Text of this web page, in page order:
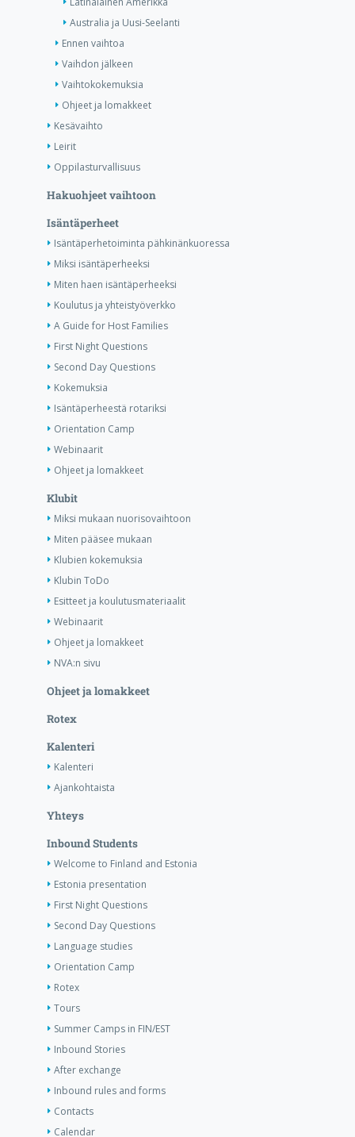
Australia ja Uusi-Seelanti
Ennen vaihtoa
Vaihdon jälkeen
Vaihtokokemuksia
Ohjeet ja lomakkeet
Kesävaihto
Leirit
Oppilasturvallisuus
Hakuohjeet vaihtoon
Isäntäperheet
Isäntäperhetoiminta pähkinänkuoressa
Miksi isäntäperheeksi
Miten haen isäntäperheeksi
Koulutus ja yhteistyöverkko
A Guide for Host Families
First Night Questions
Second Day Questions
Kokemuksia
Isäntäperheestä rotariksi
Orientation Camp
Webinaarit
Ohjeet ja lomakkeet
Klubit
Miksi mukaan nuorisovaihtoon
Miten pääsee mukaan
Klubien kokemuksia
Klubin ToDo
Esitteet ja koulutusmateriaalit
Webinaarit
Ohjeet ja lomakkeet
NVA:n sivu
Ohjeet ja lomakkeet
Rotex
Kalenteri
Kalenteri
Ajankohtaista
Yhteys
Inbound Students
Welcome to Finland and Estonia
Estonia presentation
First Night Questions
Second Day Questions
Language studies
Orientation Camp
Rotex
Tours
Summer Camps in FIN/EST
Inbound Stories
After exchange
Inbound rules and forms
Contacts
Calendar